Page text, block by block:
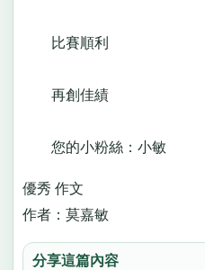
比賽順利
再創佳績
您的小粉絲：小敏
優秀 作文
作者：莫嘉敏
分享這篇內容